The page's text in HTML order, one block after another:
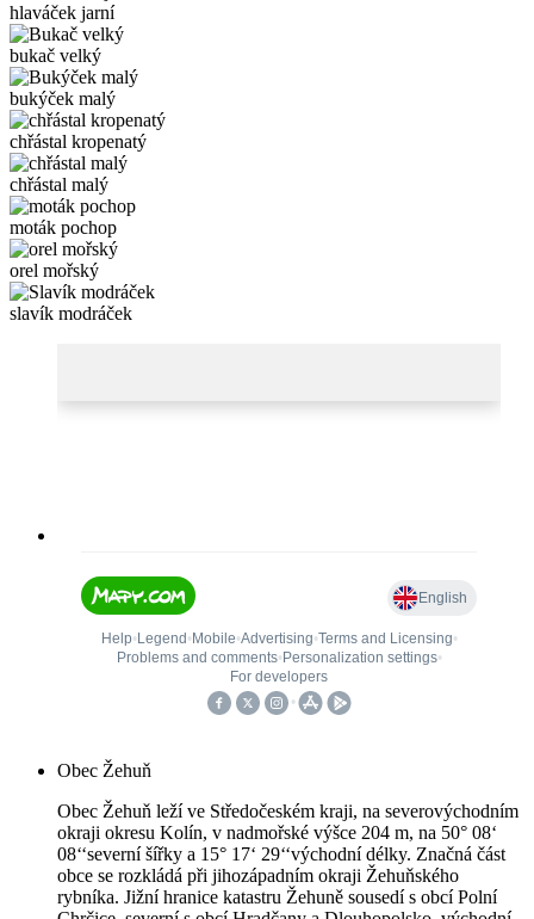
hlaváček jarní
bukač velký
bukýček malý
chřástal kropenatý
chřástal malý
moták pochop
orel mořský
slavík modráček
Obec Žehuň
Obec Žehuň leží ve Středočeském kraji, na severovýchodním
okraji okresu Kolín, v nadmořské výšce 204 m, na 50° 08‘
08‘‘severní šířky a 15° 17‘ 29‘‘východní délky. Značná část
obce se rozkládá při jihozápadním okraji Žehuňského
rybníka. Jižní hranice katastru Žehuně sousedí s obcí Polní